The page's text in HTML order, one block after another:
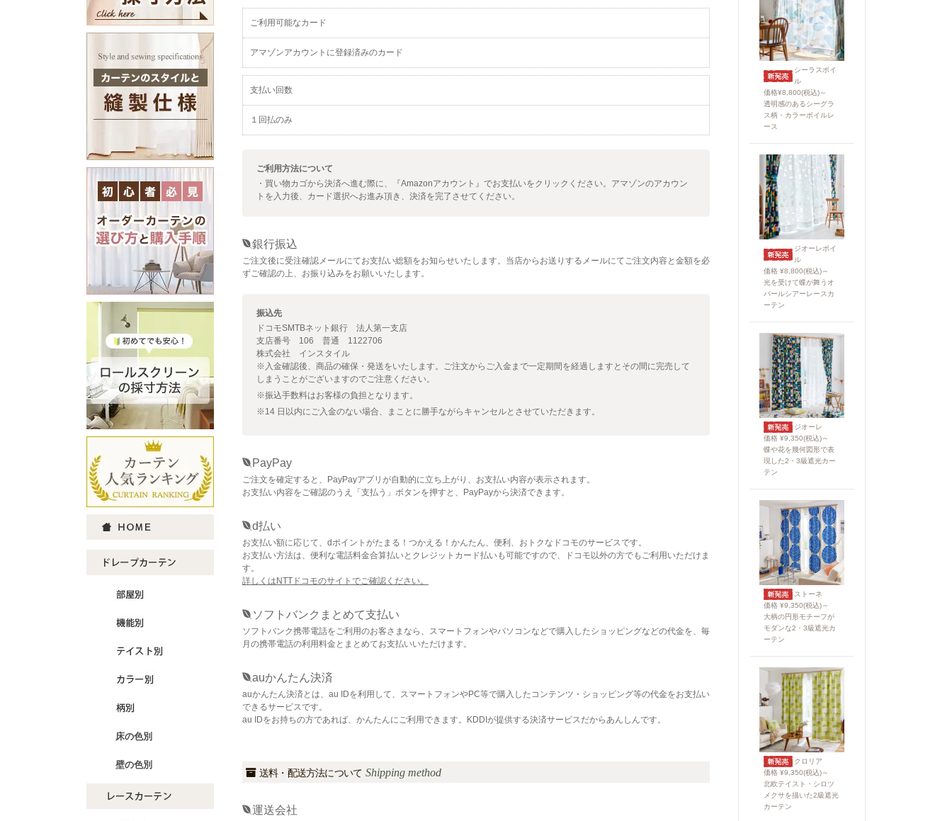
床の色別
壁の色別
シーラスボイ
ル
価格¥8,800(税込)～
透明感のあるシーグラ
ス柄・カラーボイルレ
ース
ジオーレボイ
ル
価格 ¥8,800(税込)～
光を受けて蝶が舞うオ
パールシアーレースカ
ーテン
ジオーレ
価格 ¥9,350(税込)～
蝶や花を幾何図形で表
現した2・3級遮光カー
テン
ストーネ
価格 ¥9,350(税込)～
大柄の円形モチーフが
モダンな2・3級遮光カ
ーテン
クロリア
価格 ¥9,350(税込)～
北欧テイスト・シロツ
メクサを描いた2級遮光
カーテン
ご利用可能なカード
アマゾンアカウントに登録済みのカード
支払い回数
１回払のみ
ご利用方法について
・買い物カゴから決済へ進む際に、『Amazonアカウント』でお支払いをクリックください。アマゾンのアカウン
トを入力後、カード選択へお進み頂き、決済を完了させてください。
銀行振込
ご注文後に受注確認メールにてお支払い総額をお知らせいたします。当店からお送りするメールにてご注文内容と金額を必
ずご確認の上、お振り込みをお願いいたします。
振込先
ドコモSMTBネット銀行 法人第一支店
支店番号 106 普通 1122706
株式会社 インスタイル
※入金確認後、商品の確保・発送をいたします。ご注文からご入金まで一定期間を経過しますとその間に完売して
しまうことがございますのでご注意ください。
※振込手数料はお客様の負担となります。
※14 日以内にご入金のない場合、まことに勝手ながらキャンセルとさせていただきます。
PayPay
ご注文を確定すると、PayPayアプリが自動的に立ち上がり、お支払い内容が表示されます。
お支払い内容をご確認のうえ「支払う」ボタンを押すと、PayPayから決済できます。
d払い
お支払い額に応じて、dポイントがたまる！つかえる！かんたん、便利、おトクなドコモのサービスです。
お支払い方法は、便利な電話料金合算払いとクレジットカード払いも可能ですので、ドコモ以外の方でもご利用いただけま
す。
詳しくはNTTドコモのサイトでご確認ください。
ソフトバンクまとめて支払い
ソフトバンク携帯電話をご利用のお客さまなら、スマートフォンやパソコンなどで購入したショッピングなどの代金を、毎
月の携帯電話の利用料金とまとめてお支払いいただけます。
auかんたん決済
auかんたん決済とは、au IDを利用して、スマートフォンやPC等で購入したコンテンツ・ショッピング等の代金をお支払い
できるサービスです。
au IDをお持ちの方であれば、かんたんにご利用できます。KDDIが提供する決済サービスだからあんしんです。
送料・配送方法について Shipping method
運送会社